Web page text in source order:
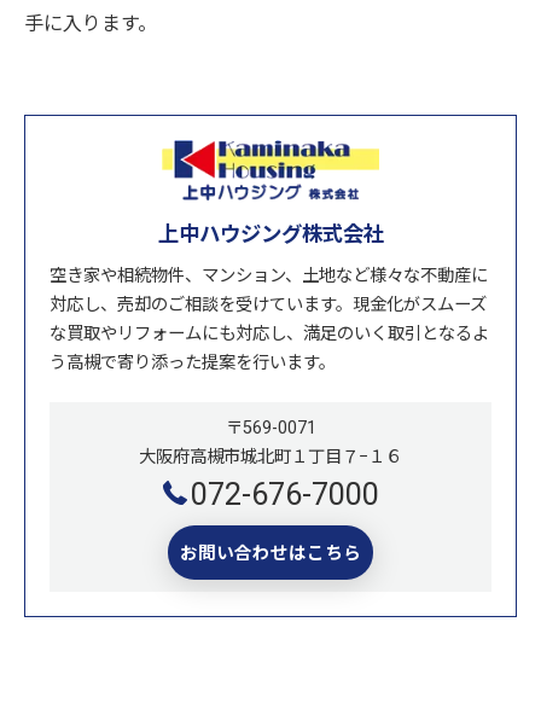
手に入ります。
上中ハウジング株式会社
空き家や相続物件、マンション、土地など様々な不動産に
対応し、売却のご相談を受けています。現金化がスムーズ
な買取やリフォームにも対応し、満足のいく取引となるよ
う高槻で寄り添った提案を行います。
〒569-0071
大阪府高槻市城北町１丁目７−１６
072-676-7000
お問い合わせはこちら